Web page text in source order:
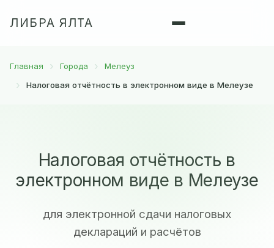
ЛИБРА ЯЛТА
Главная Города
Мелеуз
Налоговая отчётность в электронном виде в Мелеузе
Налоговая отчётность в
электронном виде в Мелеузе
для электронной сдачи налоговых
деклараций и расчётов